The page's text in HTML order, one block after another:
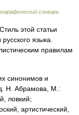
словарь
этой статьи
языка.
правилам
синонимов и
Н. Абрамова, М.:
ловкий;
артистический,